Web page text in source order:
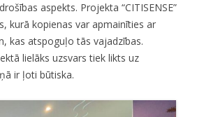
aspekts. Projekta “CITISENSE”
kurā kopienas var apmainīties ar
kas atspoguļo tās vajadzības.
lielāks uzsvars tiek likts uz
ir ļoti būtiska.